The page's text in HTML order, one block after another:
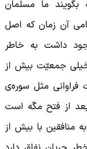
ما مسلمان
نظامی آن زمان که اصل
داشت به خاطر
جمعیّت بیش از
مثل سوره‌ی
سال بعد از فتح مکّه است
با بیش از